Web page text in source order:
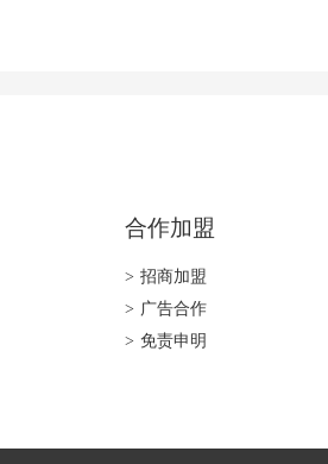
合作加盟
> 招商加盟
> 广告合作
> 免责申明